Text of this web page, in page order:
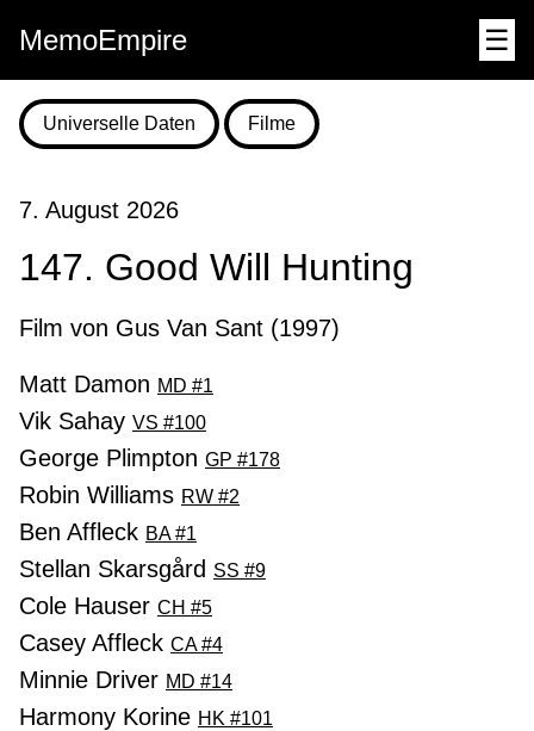
MemoEmpire ☰
Universelle Daten Filme
7. August 2026
147. Good Will Hunting
Film von Gus Van Sant (1997)
Matt Damon MD #1
Vik Sahay VS #100
George Plimpton GP #178
Robin Williams RW #2
Ben Affleck BA #1
Stellan Skarsgård SS #9
Cole Hauser CH #5
Casey Affleck CA #4
Minnie Driver MD #14
Harmony Korine HK #101